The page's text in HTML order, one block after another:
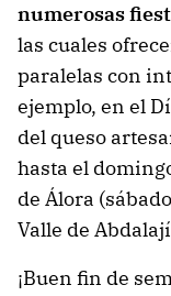
numerosas
las cuales
paralelas con
ejemplo, en el
del queso
hasta el
de Álora
Valle de
¡Buen fin de